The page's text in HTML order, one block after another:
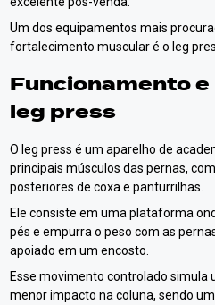
Um dos equipamentos mais
fortalecimento muscular é o leg
Funcionamento
leg press
O leg press é um aparelho de
principais músculos das pernas,
posteriores de coxa e panturrilhas.
Ele consiste em uma plataforma
pés e empurra o peso com as
apoiado em um encosto.
Esse movimento controlado simula
menor impacto na coluna, sendo